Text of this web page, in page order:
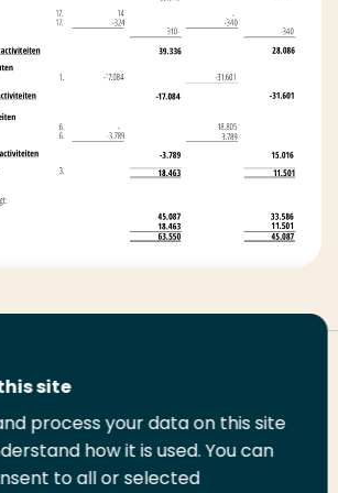
EmailPrint
site
process your data on this site
how it is used. You can
to all or selected